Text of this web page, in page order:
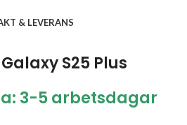
& LEVERANS
Galaxy S25 Plus
3-5 arbetsdagar